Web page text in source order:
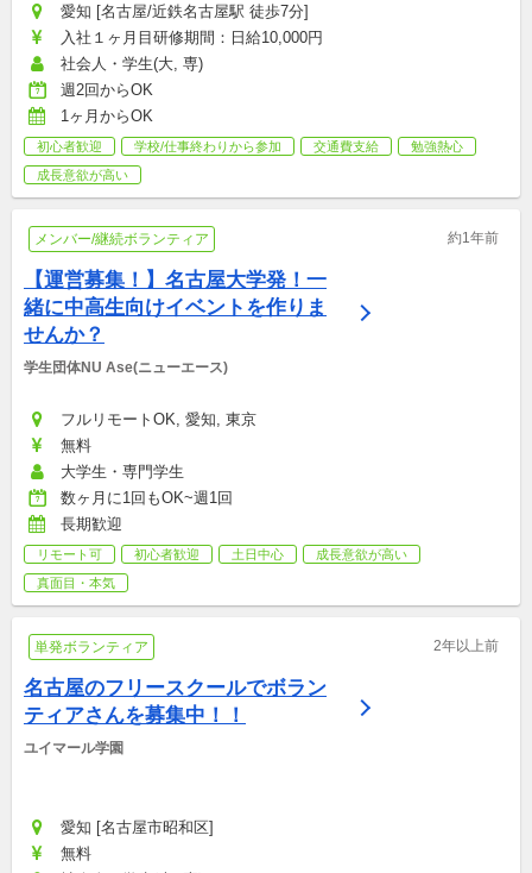
愛知 [名古屋/近鉄名古屋駅 徒歩7分]
入社１ヶ月目研修期間：日給10,000円
社会人・学生(大, 専)
週2回からOK
1ヶ月からOK
初心者歓迎 学校/仕事終わりから参加 交通費支給
勉強熱心
成長意欲が高い
メンバー/継続ボランティア 約1年前
【運営募集！】名古屋大学発！一
緒に中高生向けイベントを作りま
せんか？
学生団体NU Ase(ニューエース)
フルリモートOK, 愛知, 東京
無料
大学生・専門学生
数ヶ月に1回もOK~週1回
長期歓迎
リモート可 初心者歓迎 土日中心
成長意欲が高い
真面目・本気
単発ボランティア 2年以上前
名古屋のフリースクールでボラン
ティアさんを募集中！！
ユイマール学園
愛知 [名古屋市昭和区]
無料